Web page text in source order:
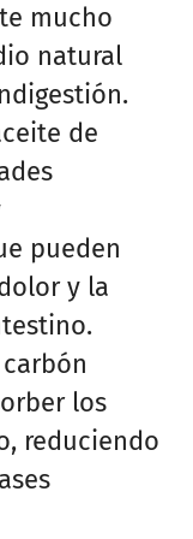
mucho
natural
de
pueden
y la
carbón
los
reduciendo